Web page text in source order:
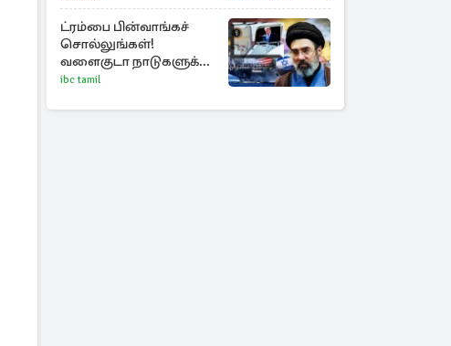
ட்ரம்பை பின்வாங்கச்
சொல்லுங்கள்!
வளைகுடா நாடுகளுக்கு
ஈரான் தாக்குதல்
ibc tamil